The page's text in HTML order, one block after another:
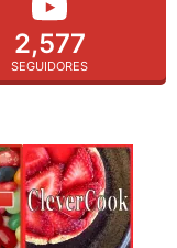
2,577
SEGUIDORES